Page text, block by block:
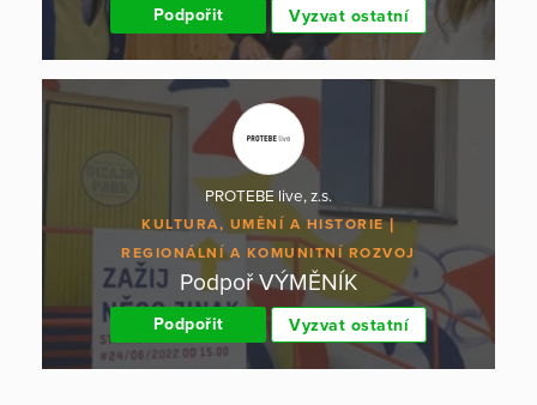
Podpořit Vyzvat ostatní
PROTEBE live, z.s.
KULTURA, UMĚNÍ A HISTORIE
REGIONÁLNÍ A KOMUNITNÍ ROZVOJ
Podpoř VÝMĚNÍK
Podpořit Vyzvat ostatní